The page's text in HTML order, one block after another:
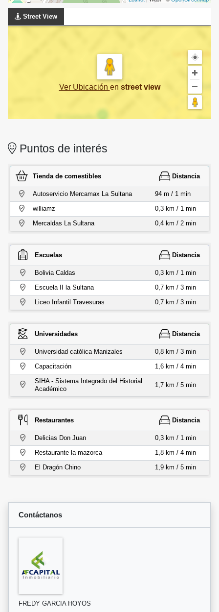
Street View
Ver Ubicación en street view
Puntos de interés
Tienda de comestibles Distancia
Autoservicio Mercamax La Sultana
94 m / 1 min
williamz
0,3 km / 1 min
Mercaldas La Sultana
0,4 km / 2 min
Escuelas Distancia
Bolivia Caldas
0,3 km / 1 min
Escuela II la Sultana
0,7 km / 3 min
Liceo Infantil Travesuras
0,7 km / 3 min
Universidades Distancia
Universidad católica Manizales
0,8 km / 3 min
Capacitación
1,6 km / 4 min
SIHA - Sistema Integrado del Historial
Académico
1,7 km / 5 min
Restaurantes Distancia
Delicias Don Juan
0,3 km / 1 min
Restaurante la mazorca
1,8 km / 4 min
El Dragón Chino
1,9 km / 5 min
Contáctanos
FREDY GARCIA HOYOS